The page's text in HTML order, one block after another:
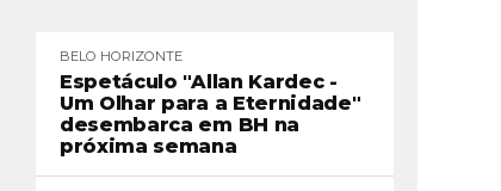
BELO HORIZONTE
Espetáculo "Allan Kardec -
Um Olhar para a Eternidade"
desembarca em BH na
próxima semana